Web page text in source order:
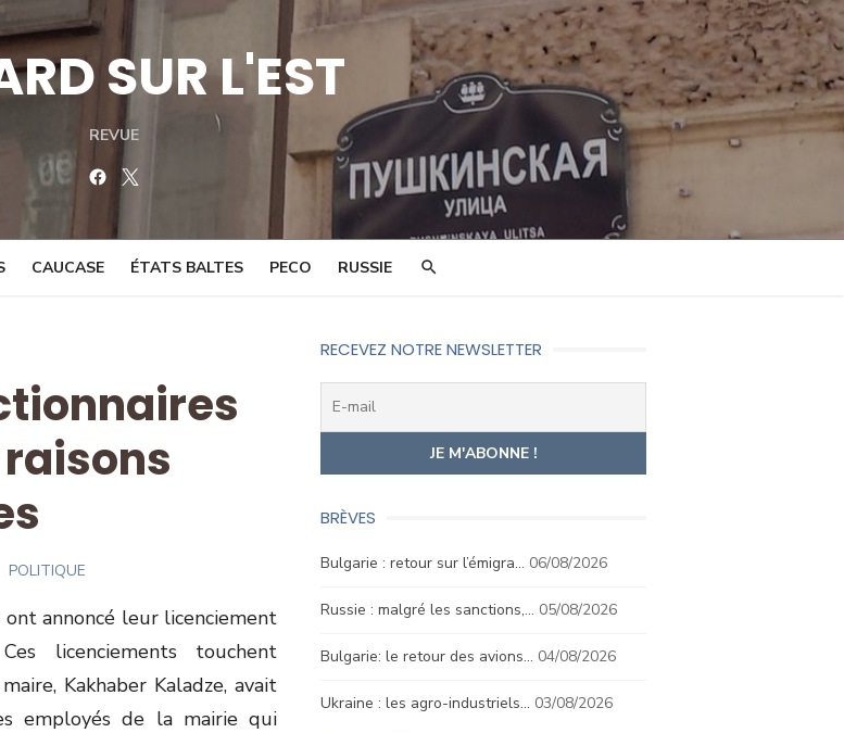
SUR L'EST
REVUE
Facebook
CAUCASE ÉTATS BALTES PECO RUSSIE
POLITIQUE
annoncé leur licenciement
licenciements touchent
Kakhaber Kaladze, avait
employés de la mairie qui
RECEVEZ NOTRE NEWSLETTER
BRÈVES
Bulgarie : retour sur l’émigra… 06/08/2026
Russie : malgré les sanctions,… 05/08/2026
Bulgarie: le retour des avions… 04/08/2026
Ukraine : les agro-industriels… 03/08/2026